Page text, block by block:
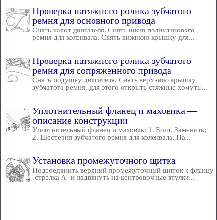
Проверка натяжного ролика зубчатого
ремня для основного привода
Снять капот двигателя. Снять шкив поликлинового
ремня для коленвала. Снять нижнюю крышку для...
Проверка натяжного ролика зубчатого
ремня для сопряженного привода
Снять подушку двигателя. Снять верхнюю крышку
зубчатого ремня, для этого открыть стяжные хомуты...
Уплотнительный фланец и маховика —
описание конструкции
Уплотнительный фланец и маховик: 1. Болт. Заменить;
2. Шестерня зубчатого ремня для коленвала. На...
Установка промежуточного щитка
Подсоединить верхний промежуточный щиток к фланцу
-стрелка А- и надвинуть на центровочные втулки...